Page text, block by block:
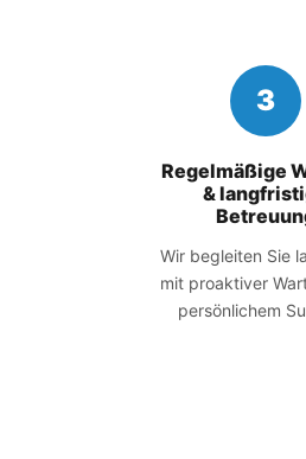
3
Regelmäßige
&
Wir begleiten Sie
mit proaktiver
persönlichem